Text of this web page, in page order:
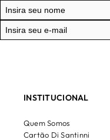
INSTITUCIONAL
Quem Somos
Cartão Di Santinni